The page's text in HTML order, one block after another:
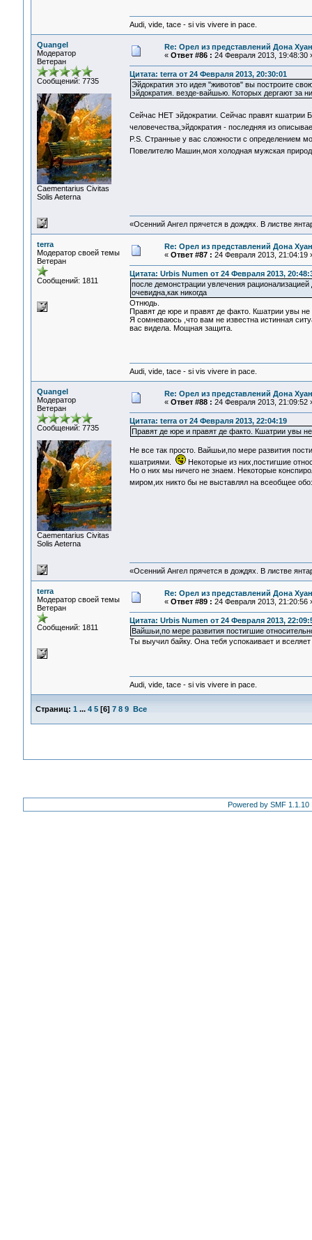
Audi, vide, tace - si vis vivere in pace.
Quangel
Модератор
Ветеран
Сообщений: 7735
Сaementarius Civitas
Solis Aeterna
Re: Орел из представлений Дона
« Ответ #86 : 24 Февраля 2013, 19:48:30
Цитата: terra от 24 Февраля 2013, 20:30:01
Эйдократия это идея "животов" вы построите
эйдократия. везде-вайшью. Которых дергают за
Сейчас НЕТ эйдократии. Сейчас правят кшатрии
человечества,эйдократия - последняя из
P.S. Странные у вас сложности с определением
Повелителю Машин,моя холодная мужская
«Осенний Ангел прячется в дождях. В листве
terra
Модератор своей темы
Ветеран
Сообщений: 1811
Re: Орел из представлений Дона
« Ответ #87 : 24 Февраля 2013, 21:04:19
Цитата: Urbis Numen от 24 Февраля 2013,
после демонстрации увлечения
очевидна,как никогда
Отнюдь.
Правят де юре и правят де факто. Кшатрии увы не
Я сомневаюсь ,что вам не известна истинная
вас видела. Мощная защита.
Audi, vide, tace - si vis vivere in pace.
Quangel
Модератор
Ветеран
Сообщений: 7735
Сaementarius Civitas
Solis Aeterna
Re: Орел из представлений Дона
« Ответ #88 : 24 Февраля 2013, 21:09:52
Цитата: terra от 24 Февраля 2013, 22:04:19
Правят де юре и правят де факто. Кшатрии увы
Не все так просто. Вайшьи,по мере развития
кшатриями.
Некоторые из них,постигшие
Но о них мы ничего не знаем. Некоторые
миром,их никто бы не выставлял на всеобщее
«Осенний Ангел прячется в дождях. В листве
terra
Модератор своей темы
Ветеран
Сообщений: 1811
Re: Орел из представлений Дона
« Ответ #89 : 24 Февраля 2013, 21:20:56
Цитата: Urbis Numen от 24 Февраля 2013,
Вайшьи,по мере развития постигшие
Ты выучил байку. Она тебя успокаивает и
Audi, vide, tace - si vis vivere in pace.
Страниц: 1 ... 4 5[6] 7 8 9 Все
Powered by SMF 1.1.10